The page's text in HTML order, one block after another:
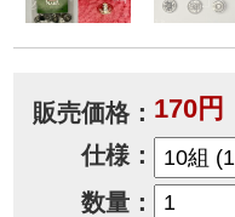
販売価格： 170円
仕様：
数量：